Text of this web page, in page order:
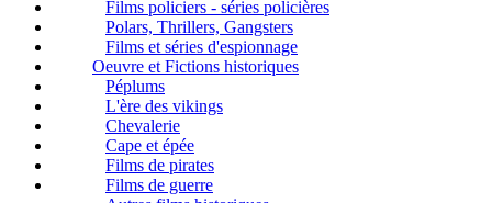
Films policiers - séries policières
Polars, Thrillers, Gangsters
Films et séries d'espionnage
Oeuvre et Fictions historiques
Péplums
L'ère des vikings
Chevalerie
Cape et épée
Films de pirates
Films de guerre